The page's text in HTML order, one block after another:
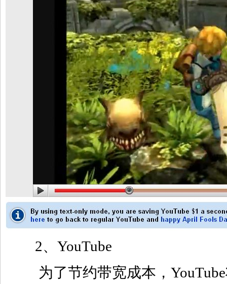
2、YouTube
为了节约带宽成本，YouTube